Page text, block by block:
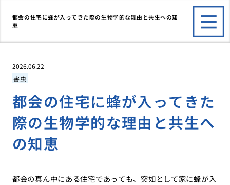
都会の住宅に蜂が入ってきた際の生物学的な理由と共生への知
恵
2026.06.22
害虫
都会の住宅に蜂が入ってきた
際の生物学的な理由と共生へ
の知恵
都会の真ん中にある住宅であっても、突如として家に蜂が入